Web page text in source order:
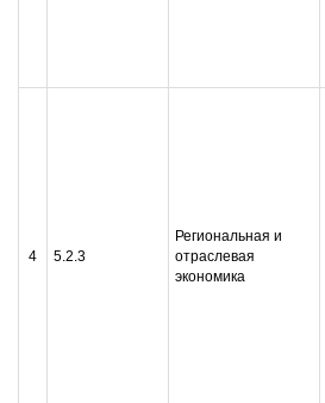
4 5.2.3
Региональная и
отраслевая
экономика